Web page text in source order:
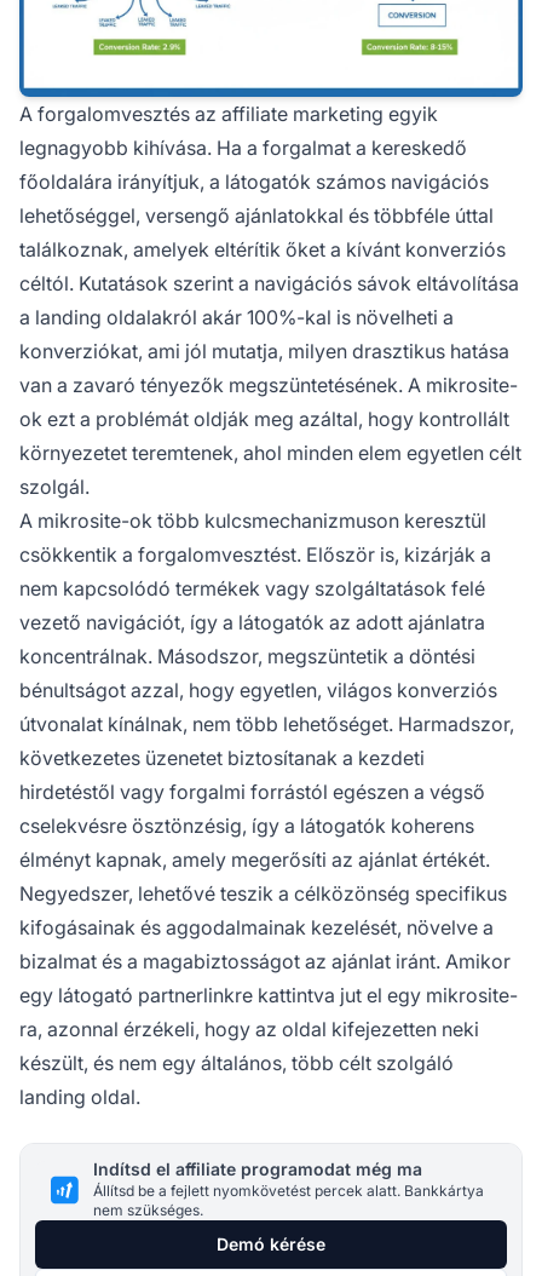
A forgalomvesztés az affiliate marketing egyik
legnagyobb kihívása. Ha a forgalmat a kereskedő
főoldalára irányítjuk, a látogatók számos navigációs
lehetőséggel, versengő ajánlatokkal és többféle úttal
találkoznak, amelyek eltérítik őket a kívánt konverziós
céltól. Kutatások szerint a navigációs sávok eltávolítása
a landing oldalakról akár 100%-kal is növelheti a
konverziókat, ami jól mutatja, milyen drasztikus hatása
van a zavaró tényezők megszüntetésének. A mikrosite-
ok ezt a problémát oldják meg azáltal, hogy kontrollált
környezetet teremtenek, ahol minden elem egyetlen célt
szolgál.
A mikrosite-ok több kulcsmechanizmuson keresztül
csökkentik a forgalomvesztést. Először is, kizárják a
nem kapcsolódó termékek vagy szolgáltatások felé
vezető navigációt, így a látogatók az adott ajánlatra
koncentrálnak. Másodszor, megszüntetik a döntési
bénultságot azzal, hogy egyetlen, világos konverziós
útvonalat kínálnak, nem több lehetőséget. Harmadszor,
következetes üzenetet biztosítanak a kezdeti
hirdetéstől vagy forgalmi forrástól egészen a végső
cselekvésre ösztönzésig, így a látogatók koherens
élményt kapnak, amely megerősíti az ajánlat értékét.
Negyedszer, lehetővé teszik a célközönség specifikus
kifogásainak és aggodalmainak kezelését, növelve a
bizalmat és a magabiztosságot az ajánlat iránt. Amikor
egy látogató partnerlinkre kattintva jut el egy mikrosite-
ra, azonnal érzékeli, hogy az oldal kifejezetten neki
készült, és nem egy általános, több célt szolgáló
landing oldal.
Indítsd el affiliate programodat még ma
Állítsd be a fejlett nyomkövetést percek alatt. Bankkártya
nem szükséges.
Demó kérése